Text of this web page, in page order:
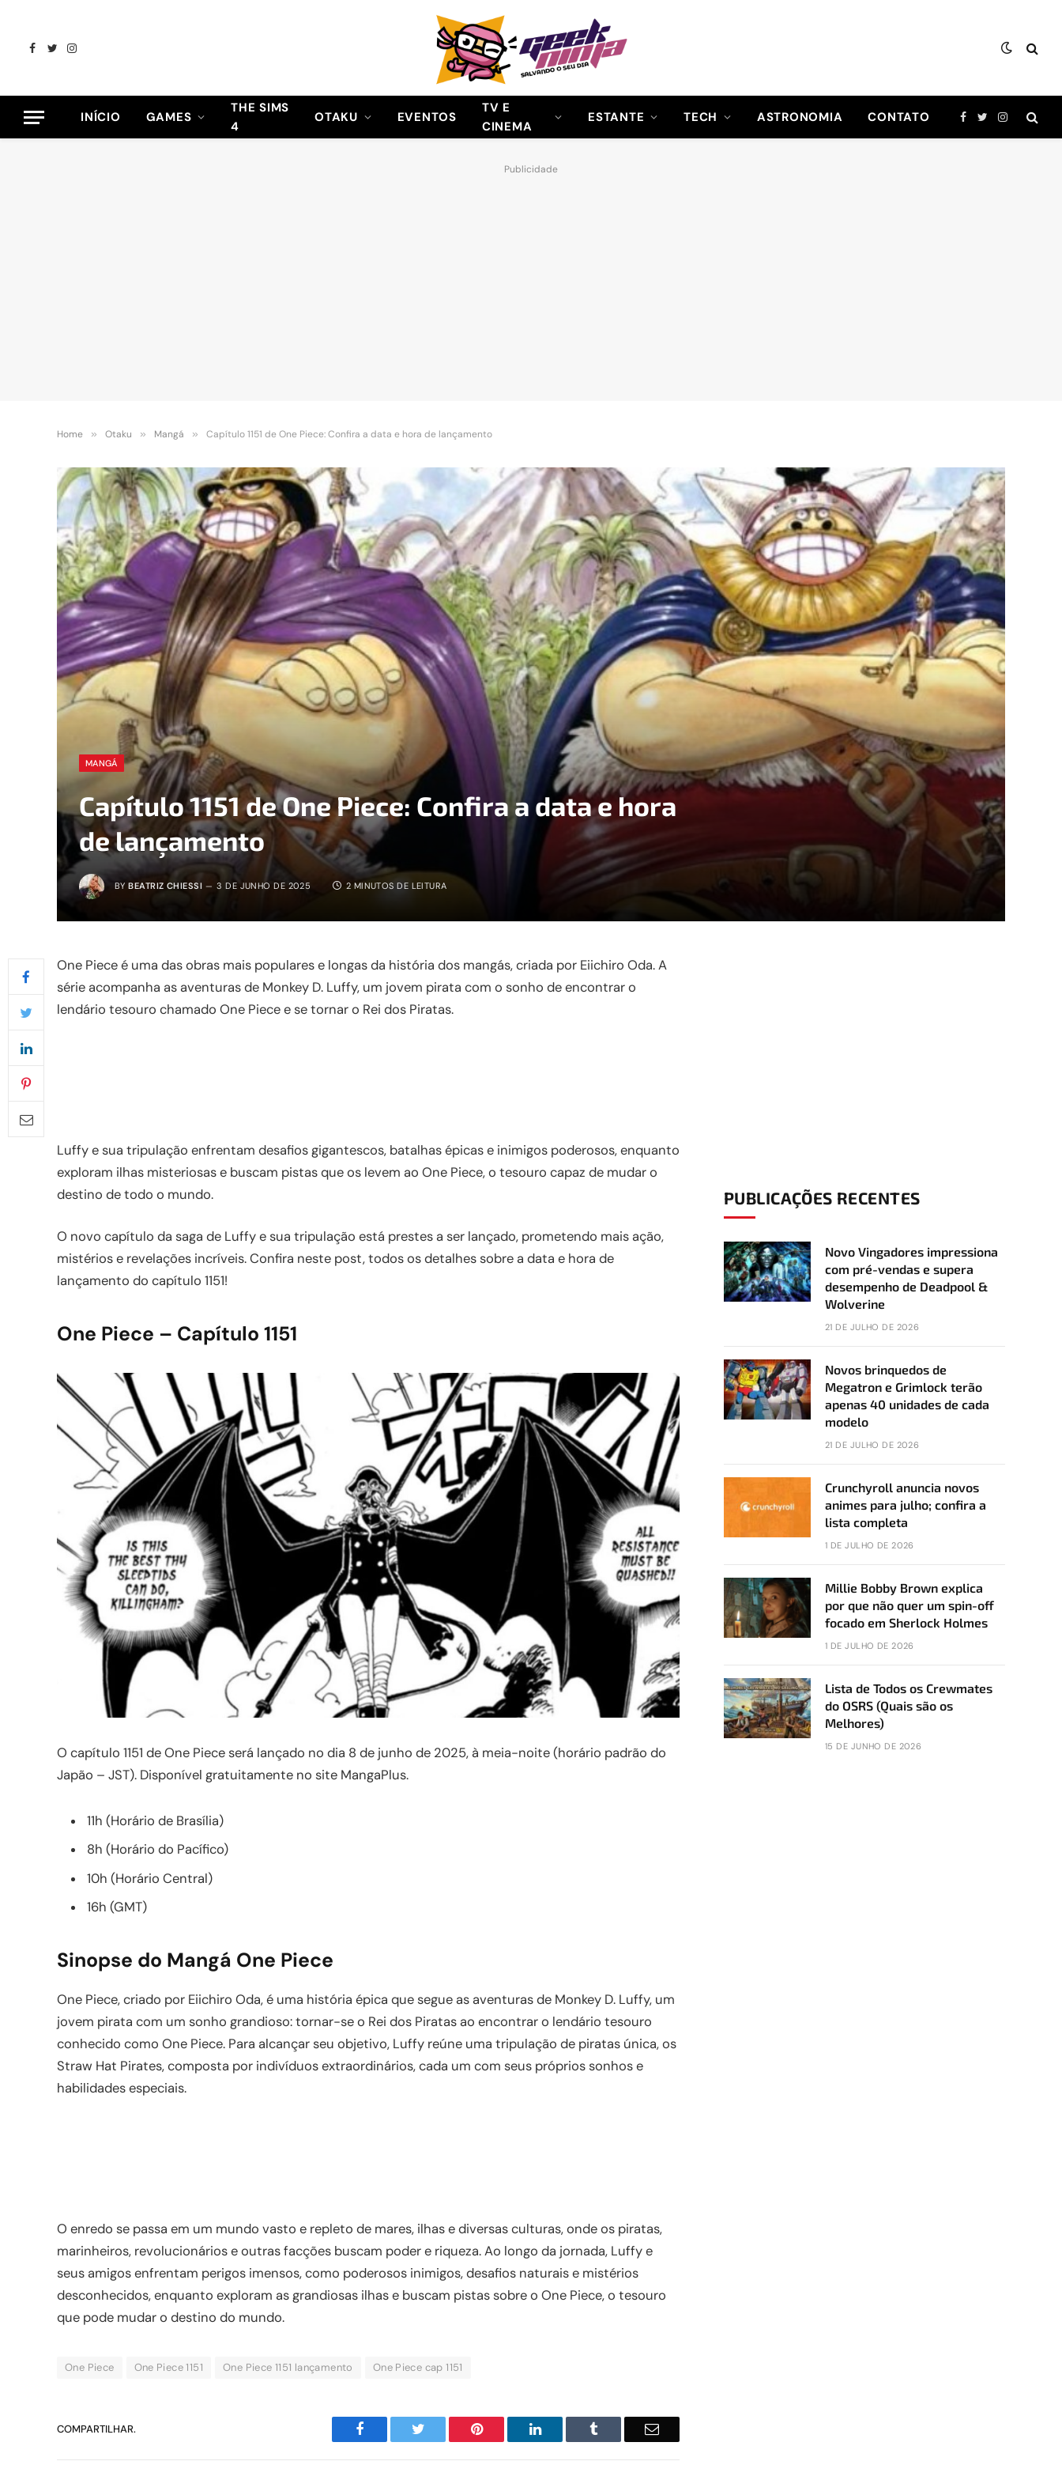
Facebook
TwitterInstagram
INÍCIO GAMES
THE SIMS
4
OTAKU EVENTOS
TV E
CINEMA
ESTANTE TECH ASTRONOMIA CONTATO Facebook
TwitterInstagram
Publicidade
Home » Otaku » Mangá » Capítulo 1151 de One Piece: Confira a data e hora de lançamento
MANGÁ
Capítulo 1151 de One Piece: Confira a data e hora
de lançamento
BY BEATRIZ CHIESSI 3 DE JUNHO DE 2025 2 MINUTOS DE LEITURA
One Piece é uma das obras mais populares e longas da história dos mangás, criada por Eiichiro Oda. A
série acompanha as aventuras de Monkey D. Luffy, um jovem pirata com o sonho de encontrar o
lendário tesouro chamado One Piece e se tornar o Rei dos Piratas.
Luffy e sua tripulação enfrentam desafios gigantescos, batalhas épicas e inimigos poderosos, enquanto
exploram ilhas misteriosas e buscam pistas que os levem ao One Piece, o tesouro capaz de mudar o
destino de todo o mundo.
O novo capítulo da saga de Luffy e sua tripulação está prestes a ser lançado, prometendo mais ação,
mistérios e revelações incríveis. Confira neste post, todos os detalhes sobre a data e hora de
lançamento do capítulo 1151!
One Piece – Capítulo 1151
O capítulo 1151 de One Piece será lançado no dia 8 de junho de 2025, à meia-noite (horário padrão do
Japão – JST). Disponível gratuitamente no site MangaPlus.
11h (Horário de Brasília)
8h (Horário do Pacífico)
10h (Horário Central)
16h (GMT)
Sinopse do Mangá One Piece
One Piece, criado por Eiichiro Oda, é uma história épica que segue as aventuras de Monkey D. Luffy, um
jovem pirata com um sonho grandioso: tornar-se o Rei dos Piratas ao encontrar o lendário tesouro
conhecido como One Piece. Para alcançar seu objetivo, Luffy reúne uma tripulação de piratas única, os
Straw Hat Pirates, composta por indivíduos extraordinários, cada um com seus próprios sonhos e
habilidades especiais.
O enredo se passa em um mundo vasto e repleto de mares, ilhas e diversas culturas, onde os piratas,
marinheiros, revolucionários e outras facções buscam poder e riqueza. Ao longo da jornada, Luffy e
seus amigos enfrentam perigos imensos, como poderosos inimigos, desafios naturais e mistérios
desconhecidos, enquanto exploram as grandiosas ilhas e buscam pistas sobre o One Piece, o tesouro
que pode mudar o destino do mundo.
One Piece One Piece 1151 One Piece 1151 lançamento One Piece cap 1151
COMPARTILHAR. Facebook Twitter Pinterest LinkedIn Tumblr Email
PUBLICAÇÕES RECENTES
Novo Vingadores impressiona
com pré-vendas e supera
desempenho de Deadpool &
Wolverine
21 DE JULHO DE 2026
Novos brinquedos de
Megatron e Grimlock terão
apenas 40 unidades de cada
modelo
21 DE JULHO DE 2026
Crunchyroll anuncia novos
animes para julho; confira a
lista completa
1 DE JULHO DE 2026
Millie Bobby Brown explica
por que não quer um spin-off
focado em Sherlock Holmes
1 DE JULHO DE 2026
Lista de Todos os Crewmates
do OSRS (Quais são os
Melhores)
15 DE JUNHO DE 2026